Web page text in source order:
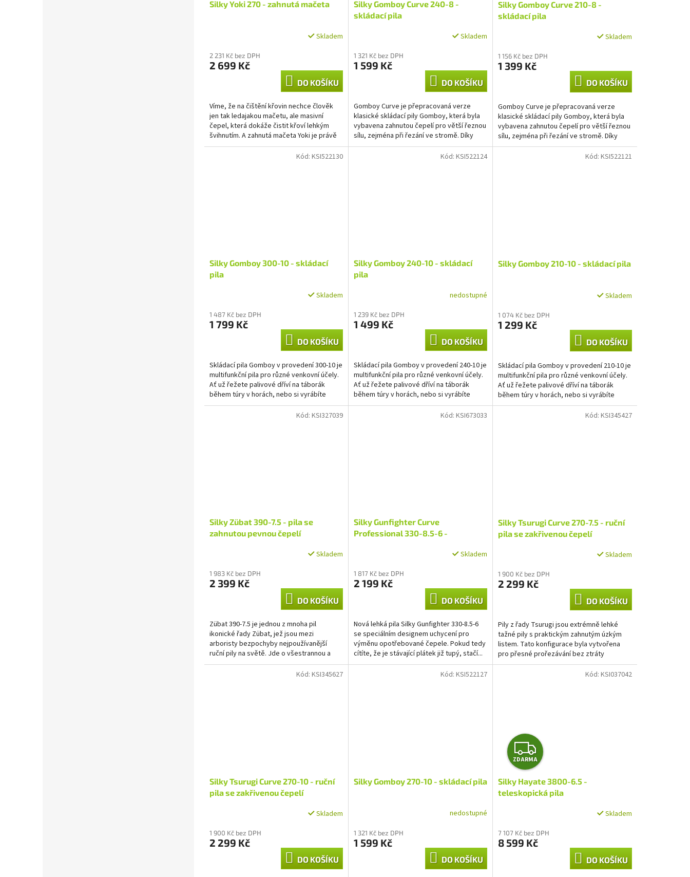
Silky Yoki 270 - zahnutá mačeta
Skladem
2 231 Kč bez DPH
2 699 Kč
DO KOŠÍKU
Víme, že na čištění křovin nechce člověk
jen tak ledajakou mačetu, ale masivní
čepel, která dokáže čistit křoví lehkým
švihnutím. A zahnutá mačeta Yoki je právě
tím dokonalým...
Silky Gomboy Curve 240-8 -
skládací pila
Skladem
1 321 Kč bez DPH
1 599 Kč
DO KOŠÍKU
Gomboy Curve je přepracovaná verze
klasické skládací pily Gomboy, která byla
vybavena zahnutou čepelí pro větší řeznou
sílu, zejména při řezání ve stromě. Díky
lehké konstrukci...
Silky Gomboy Curve 210-8 -
skládací pila
Skladem
1 156 Kč bez DPH
1 399 Kč
DO KOŠÍKU
Gomboy Curve je přepracovaná verze
klasické skládací pily Gomboy, která byla
vybavena zahnutou čepelí pro větší řeznou
sílu, zejména při řezání ve stromě. Díky
lehké konstrukci...
Silky Gomboy 300-10 - skládací
pila
Skladem
1 487 Kč bez DPH
1 799 Kč
DO KOŠÍKU
Skládací pila Gomboy v provedení 300-10 je
multifunkční pila pro různé venkovní účely.
Ať už řežete palivové dříví na táborák
během túry v horách, nebo si vyrábíte
závěs na...
Kód: KSI522130
Silky Gomboy 240-10 - skládací
pila
nedostupné
1 239 Kč bez DPH
1 499 Kč
DO KOŠÍKU
Skládací pila Gomboy v provedení 240-10 je
multifunkční pila pro různé venkovní účely.
Ať už řežete palivové dříví na táborák
během túry v horách, nebo si vyrábíte
závěs na...
Kód: KSI522124
Silky Gomboy 210-10 - skládací pila
Skladem
1 074 Kč bez DPH
1 299 Kč
DO KOŠÍKU
Skládací pila Gomboy v provedení 210-10 je
multifunkční pila pro různé venkovní účely.
Ať už řežete palivové dříví na táborák
během túry v horách, nebo si vyrábíte
závěs na...
Kód: KSI522121
Silky Zübat 390-7.5 - pila se
zahnutou pevnou čepelí
Skladem
1 983 Kč bez DPH
2 399 Kč
DO KOŠÍKU
Zübat 390-7.5 je jednou z mnoha pil
ikonické řady Zübat, jež jsou mezi
arboristy bezpochyby nejpoužívanější
ruční pily na světě. Jde o všestrannou a
výkonnou tažnou pilu, která...
Kód: KSI327039
Silky Gunfighter Curve
Professional 330-8.5-6 -
Skladem
1 817 Kč bez DPH
2 199 Kč
DO KOŠÍKU
Nová lehká pila Silky Gunfighter 330-8.5-6
se speciálním designem uchycení pro
výměnu opotřebované čepele. Pokud tedy
cítíte, že je stávající plátek již tupý, stačí...
Kód: KSI673033
Silky Tsurugi Curve 270-7.5 - ruční
pila se zakřivenou čepelí
Skladem
1 900 Kč bez DPH
2 299 Kč
DO KOŠÍKU
Pily z řady Tsurugi jsou extrémně lehké
tažné pily s praktickým zahnutým úzkým
listem. Tato konfigurace byla vytvořena
pro přesné prořezávání bez ztráty
výkonu. S...
Kód: KSI345427
Silky Tsurugi Curve 270-10 - ruční
pila se zakřivenou čepelí
Skladem
1 900 Kč bez DPH
2 299 Kč
DO KOŠÍKU
Kód: KSI345627
Silky Gomboy 270-10 - skládací pila
nedostupné
1 321 Kč bez DPH
1 599 Kč
DO KOŠÍKU
Kód: KSI522127
Z
D
A
M
ZDARMA
Silky Hayate 3800-6.5 -
teleskopická pila
Skladem
7 107 Kč bez DPH
8 599 Kč
DO KOŠÍKU
Kód: KSI037042